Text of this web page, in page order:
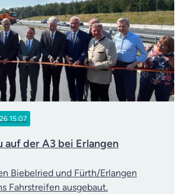
15:07
auf der A3 bei Erlangen
Biebelried und Fürth/Erlangen
Fahrstreifen ausgebaut.